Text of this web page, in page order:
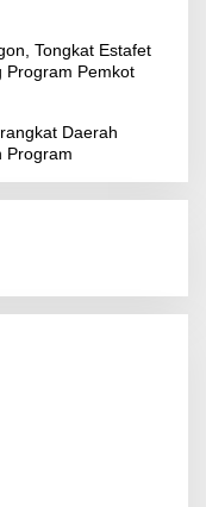
Tongkat Estafet
Program Pemkot
Daerah
Program